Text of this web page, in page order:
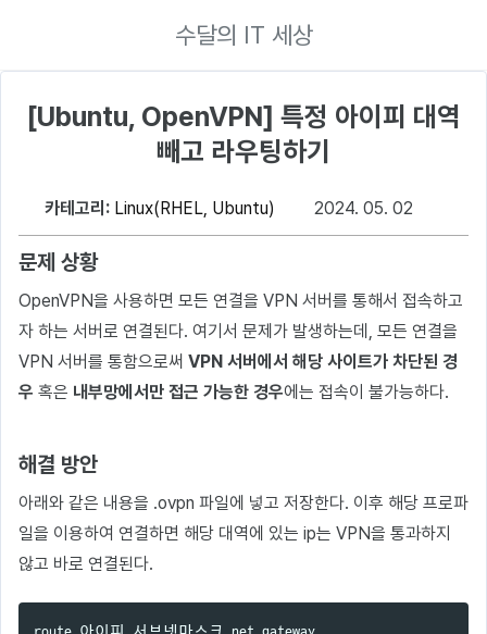
수달의 IT 세상
[Ubuntu, OpenVPN] 특정 아이피 대역
빼고 라우팅하기
카테고리: Linux(RHEL, Ubuntu) 2024. 05. 02
문제 상황
OpenVPN을 사용하면 모든 연결을 VPN 서버를 통해서 접속하고
자 하는 서버로 연결된다. 여기서 문제가 발생하는데, 모든 연결을
VPN 서버를 통함으로써 VPN 서버에서 해당 사이트가 차단된 경
우 혹은 내부망에서만 접근 가능한 경우에는 접속이 불가능하다.
해결 방안
아래와 같은 내용을 .ovpn 파일에 넣고 저장한다. 이후 해당 프로파
일을 이용하여 연결하면 해당 대역에 있는 ip는 VPN을 통과하지
않고 바로 연결된다.